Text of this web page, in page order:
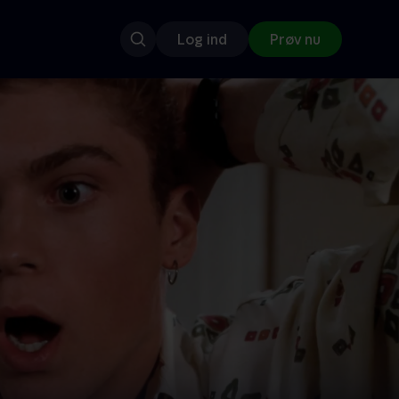
Log ind Prøv nu